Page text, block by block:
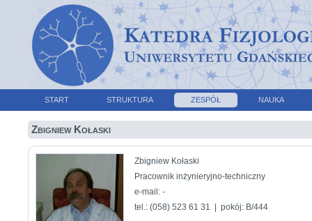
START STRUKTURA ZESPÓŁ NAUKA
Zbigniew Kołaski
Zbigniew Kołaski
Pracownik inżynieryjno-techniczny
e-mail: -
tel.: (058) 523 61 31 | pokój: B/444